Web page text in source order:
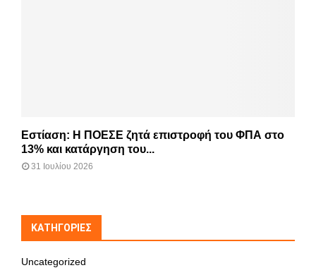
Εστίαση: Η ΠΟΕΣΕ ζητά επιστροφή του ΦΠΑ στο
13% και κατάργηση του...
31 Ιουλίου 2026
KΑΤΗΓΟΡΊΕΣ
Uncategorized